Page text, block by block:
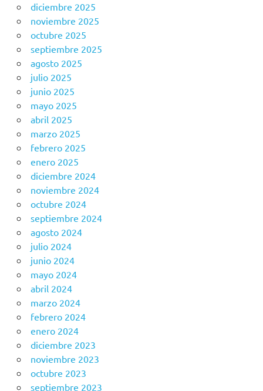
diciembre 2025
noviembre 2025
octubre 2025
septiembre 2025
agosto 2025
julio 2025
junio 2025
mayo 2025
abril 2025
marzo 2025
febrero 2025
enero 2025
diciembre 2024
noviembre 2024
octubre 2024
septiembre 2024
agosto 2024
julio 2024
junio 2024
mayo 2024
abril 2024
marzo 2024
febrero 2024
enero 2024
diciembre 2023
noviembre 2023
octubre 2023
septiembre 2023